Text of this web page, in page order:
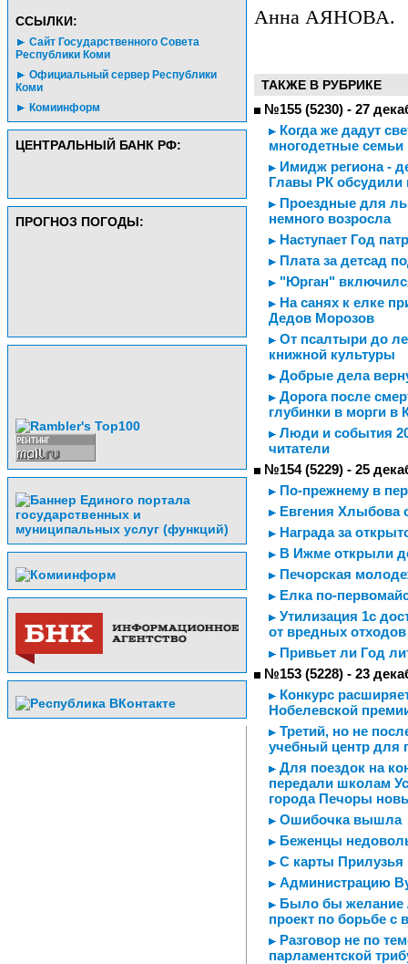
CСЫЛКИ:
Сайт Государственного Совета
Республики Коми
Официальный сервер Республики
Коми
Комиинформ
ЦЕНТРАЛЬНЫЙ БАНК РФ:
ПРОГНОЗ ПОГОДЫ:
Анна АЯНОВА.
ТАКЖЕ В РУБРИКЕ
№155 (5230) - 27
Когда же дадут
многодетные семьи
Имидж региона -
Главы РК обсудили
Проездные для
немного возросла
Наступает Год
Плата за детсад
"Юрган"
На санях к елке
Дедов Морозов
От псалтыри до
книжной культуры
Добрые дела
Дорога после
глубинки в морги в
Люди и события
читатели
№154 (5229) - 25
По-прежнему в
Евгения Хлыбова
Награда за
В Ижме открыли
Печорская
Елка по-
Утилизация 1с
от вредных отходов
Привьет ли Год
№153 (5228) - 23
Конкурс
Нобелевской
Третий, но не
учебный центр для
Для поездок на
передали школам
города Печоры
Ошибочка вышла
Беженцы
С карты Прилузья
Администрацию
Было бы желание /
проект по борьбе
Разговор не по
парламентской